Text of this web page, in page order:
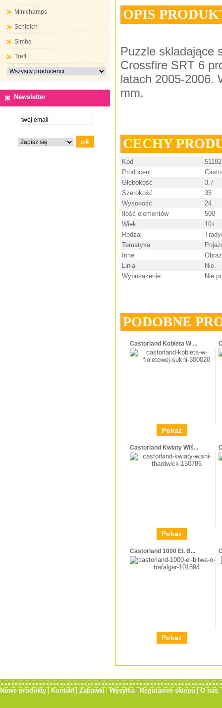
Minichamps
Schleich
Simba
Trefl
Newsletter
OPIS
Puzzle skladające
Crossfire SRT 6
latach 2005-2006.
mm.
CECHY
Kod
51182
Producent
Głębokość
3.7
Szerokość
35
Wysokość
24
Ilość elementów
500
Wiek
10+
Rodzaj
Tematyka
Inne
Linia
Nie
Wyposażenie
Nie
PODOBNE
Castorland Kobieta W ...
Pokaż
Castorland Kwiaty Wiś...
Pokaż
Castorland 1000 El. B...
Pokaż
Nowe produkty Kontakt Zabawki Wysyłka Regulamin sklepu O nas